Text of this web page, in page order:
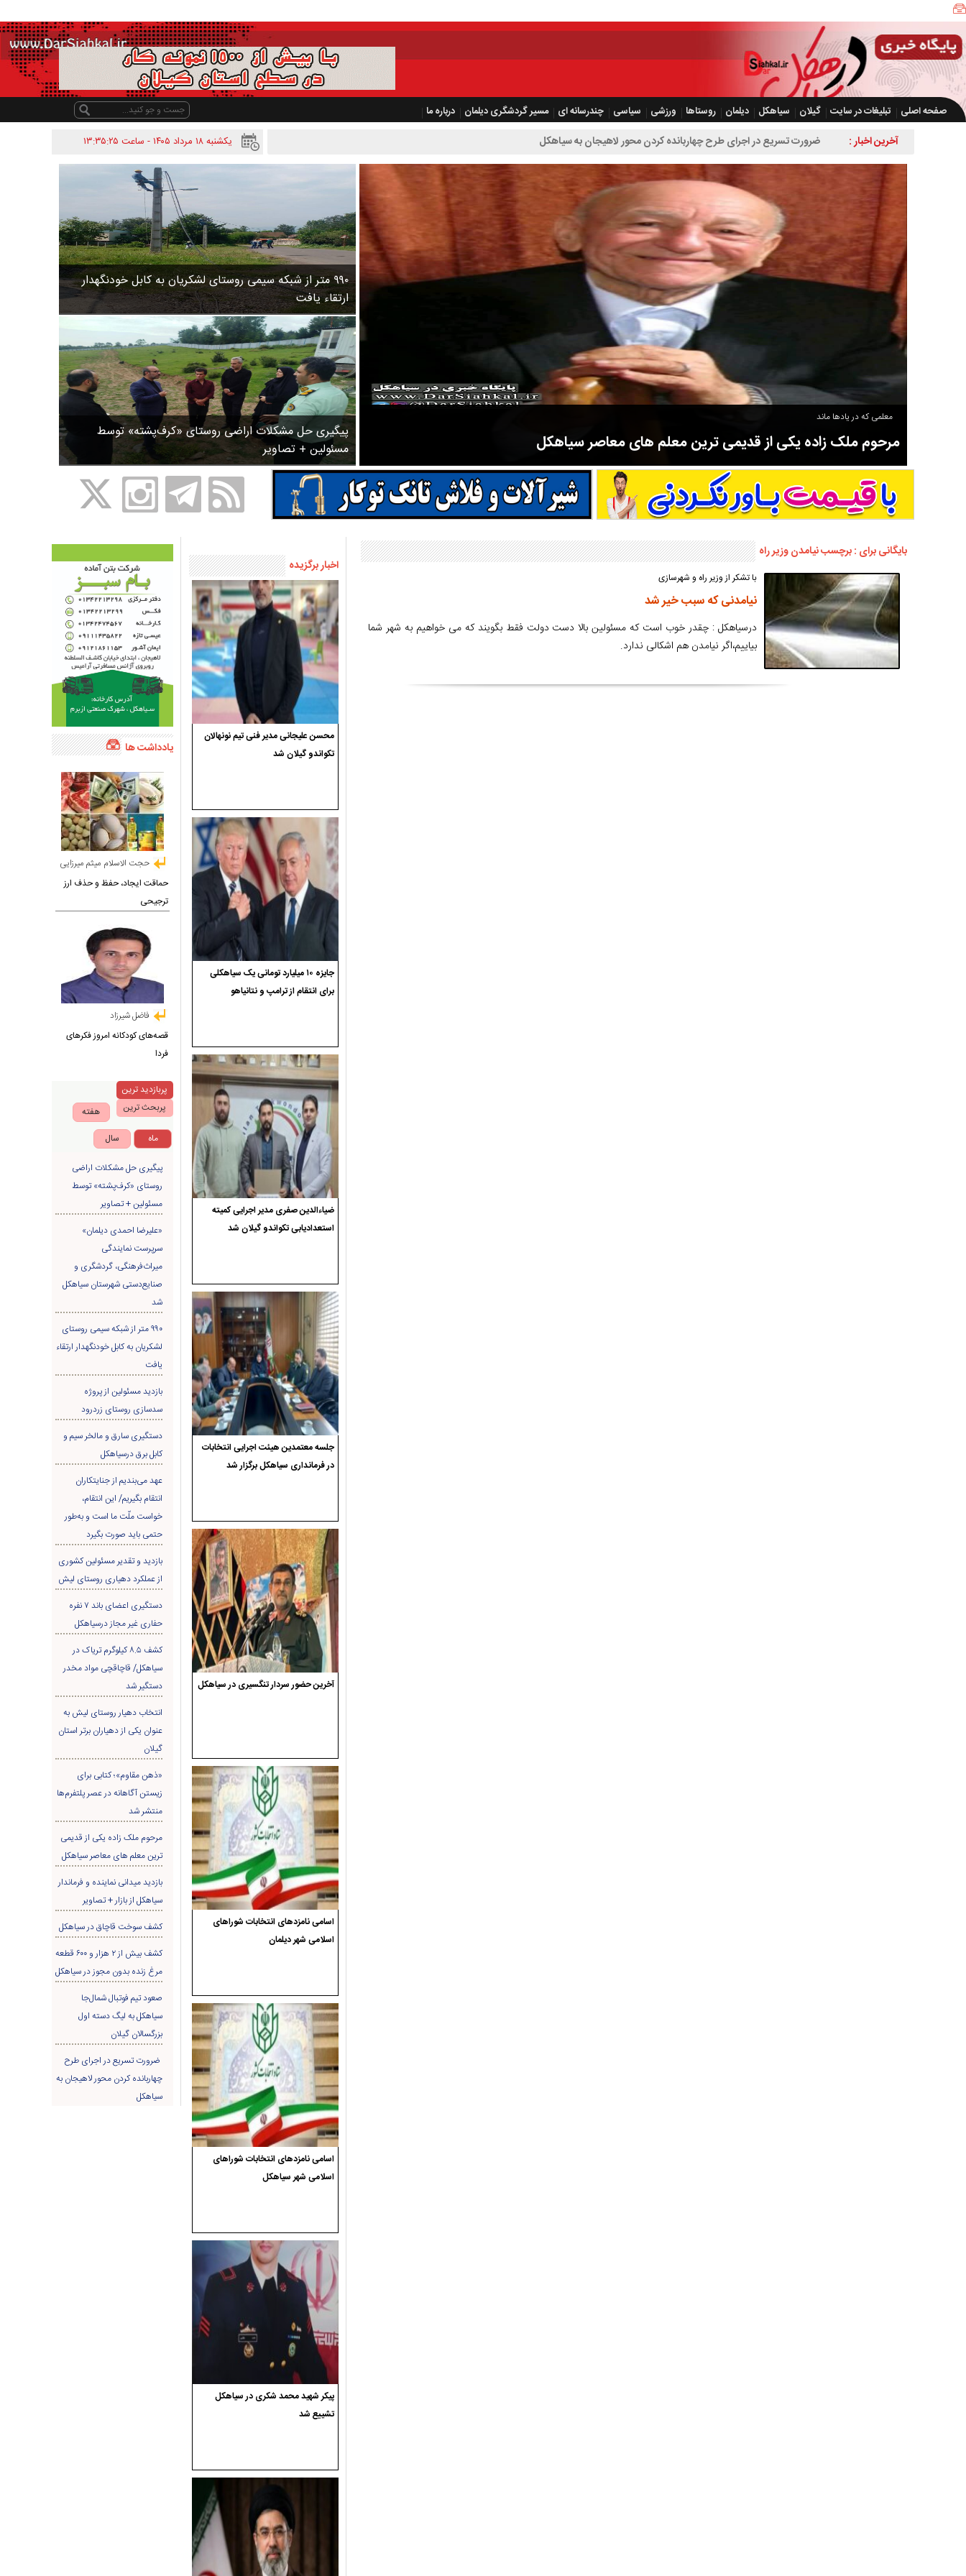
صفحه اصلی تبلیغات در سایت گیلان سیاهکل دیلمان روستاها ورزشی سیاسی چندرسانه ای مسیر گردشگری دیلمان
درباره ما
یکشنبه ۱۸ مرداد ۱۴۰۵ - ساعت
۱۳:۳۵:۲۵ آخرین اخبار : ضرورت تسریع در اجرای طرح چهاربانده کردن محور لاهیجان به سیاهکل
۹۹۰ متر از شبکه سیمی روستای لشکریان به کابل خودنگهدار
ارتقاء یافت
پیگیری حل مشکلات اراضی روستای «کرف‌پشته» توسط
مسئولین + تصاویر
معلمی که در یادها ماند
مرحوم ملک زاده یکی از قدیمی ترین معلم های معاصر سیاهکل
مرحوم ملک زاده از سال ۱۳۲۷ شروع به تدریس در مدارس سیاهکل کرد و در ۳۱ سال خدمت خود، علاوه بر تدریس در کلاس اول، معلم نهضت
سوادآموزی و عضو موسس مدرسه اورنگ سیاهکل نیز بود و در سال ۱۳۵۸ بازنشست شد.
بایگانی برای : برچسب نیامدن وزیر راه
با تشکر از وزیر راه و شهرسازی
نیامدنی که سبب خیر شد
درسیاهکل : چقدر خوب است که مسئولین بالا دست دولت فقط بگویند که می خواهیم به شهر شما
بیاییم،اگر نیامدن هم اشکالی ندارد.
اخبار برگزیده
محسن علیجانی مدیر فنی تیم نونهالان
تکواندو گیلان شد
جایزه ۱۰ میلیارد تومانی یک سیاهکلی
برای انتقام از ترامپ و نتانیاهو
ضیاءالدین صفری مدیر اجرایی کمیته
استعدادیابی تکواندو گیلان شد
جلسه معتمدین هیئت اجرایی انتخابات
در فرمانداری سیاهکل برگزار شد
آخرین حضور سردار تنگسیری در سیاهکل
اسامی نامزدهای انتخابات شوراهای
اسلامی شهر دیلمان
اسامی نامزدهای انتخابات شوراهای
اسلامی شهر سیاهکل
پیکر شهید محمد شکری در سیاهکل
تشییع شد
یادداشت ها
حجت الاسلام میثم میرزایی
حماقت ایجاد، حفظ و حذف ارز
ترجیحی
فاضل شیرزاد
قصه‌های کودکانه امروز فکرهای
فردا
پربازدید ترین
پربحث ترین
هفته
ماه
سال
پیگیری حل مشکلات اراضی
روستای «کرف‌پشته» توسط
مسئولین + تصاویر
«علیرضا احمدی دیلمان»
سرپرست نمایندگی
میراث‌فرهنگی، گردشگری و
صنایع‌دستی شهرستان سیاهکل
شد
۹۹۰ متر از شبکه سیمی روستای
لشکریان به کابل خودنگهدار ارتقاء
یافت
بازدید مسئولین از پروژه
سدسازی روستای زردرود
دستگیری سارق و مالخر سیم و
کابل برق درسیاهکل
عهد می‌بندیم از جنایتکاران
انتقام بگیریم/ این انتقام،
خواست ملّت ما است و به‌طور
حتمی باید صورت بگیرد
بازدید و تقدیر مسئولین کشوری
از عملکرد دهیاری روستای لیش
دستگیری اعضای باند ۷ نفره
حفاری غير مجاز درسیاهکل
کشف ۸.۵ کیلوگرم تریاک در
سیاهکل/ قاچاقچی مواد مخدر
دستگیر شد
انتخاب دهیار روستای لیش به
عنوان یکی از دهیاران برتر استان
گیلان
«ذهن مقاوم»؛ کتابی برای
زیستن آگاهانه در عصر پلتفرم‌ها
منتشر شد
مرحوم ملک زاده یکی از قدیمی
ترین معلم های معاصر سیاهکل
بازدید میدانی نماینده و فرماندار
سیاهکل از بازار + تصاویر
کشف سوخت قاچاق در سياهکل
کشف بیش از ۲ هزار و ۶۰۰ قطعه
مرغ زنده بدون مجوز در سیاهکل
صعود تیم فوتبال شمال‌جا‌
سیاهکل به لیگ دسته اول
بزرگسالان گیلان
ضرورت تسریع در اجرای طرح
چهاربانده کردن محور لاهیجان به
سیاهکل